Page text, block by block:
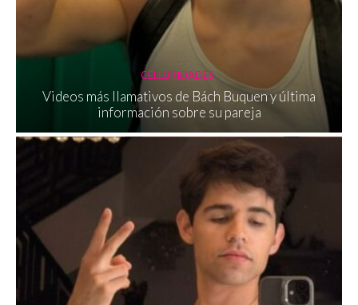
CELEBRIDADES
Videos más llamativos de Bách Buquen y última
información sobre su pareja